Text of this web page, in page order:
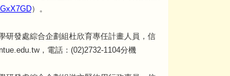
）。
研發處綜合企劃組杜欣育專任計畫人員，信
，電話：(02)2732-1104分機